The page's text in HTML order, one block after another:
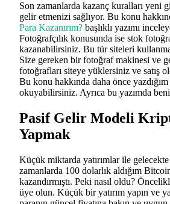
Son zamanlarda kazanç kuralları yeni
gelir etmenizi sağlıyor. Bu konu
Para Kazanırım? başlıklı yazımı
Fotoğrafçılık konusunda ise stok
kazanabilirsiniz. Bu tür siteleri
Size gereken bir fotoğraf makinesi ve
fotoğrafları siteye yüklersiniz ve satış
Bu konu hakkında daha önce yazdığım
okuyabilirsiniz. Ayrıca bu yazımda
Pasif Gelir Modeli
Yapmak
Küçük miktarda yatırımlar ile
zamanlarda 100 dolarlık aldığım
kazandırmıştı. Peki nasıl oldu?
üye olun. Küçük bir yatırım yapın ve